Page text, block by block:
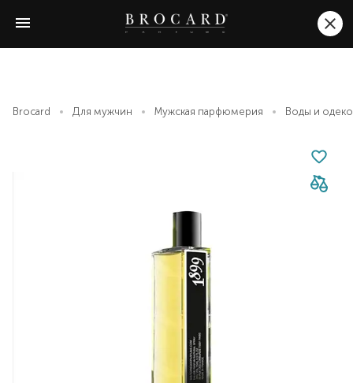
Brocard Для мужчин Мужская парфюмерия Воды и